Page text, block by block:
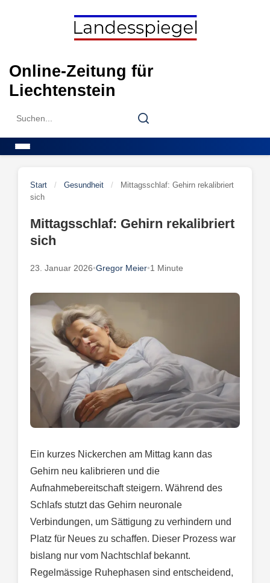
Online-Zeitung für
Liechtenstein
Search
Search
Start / Gesundheit /
Mittagsschlaf: Gehirn rekalibriert
sich
Mittagsschlaf: Gehirn rekalibriert
sich
23. Januar 2026•Gregor Meier•1 Minute
Ein kurzes Nickerchen am Mittag kann das
Gehirn neu kalibrieren und die
Aufnahmebereitschaft steigern. Während des
Schlafs stutzt das Gehirn neuronale
Verbindungen, um Sättigung zu verhindern und
Platz für Neues zu schaffen. Dieser Prozess war
bislang nur vom Nachtschlaf bekannt.
Regelmässige Ruhephasen sind entscheidend,